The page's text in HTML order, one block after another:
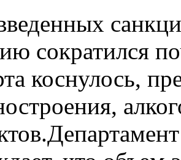
сократился
коснулось,